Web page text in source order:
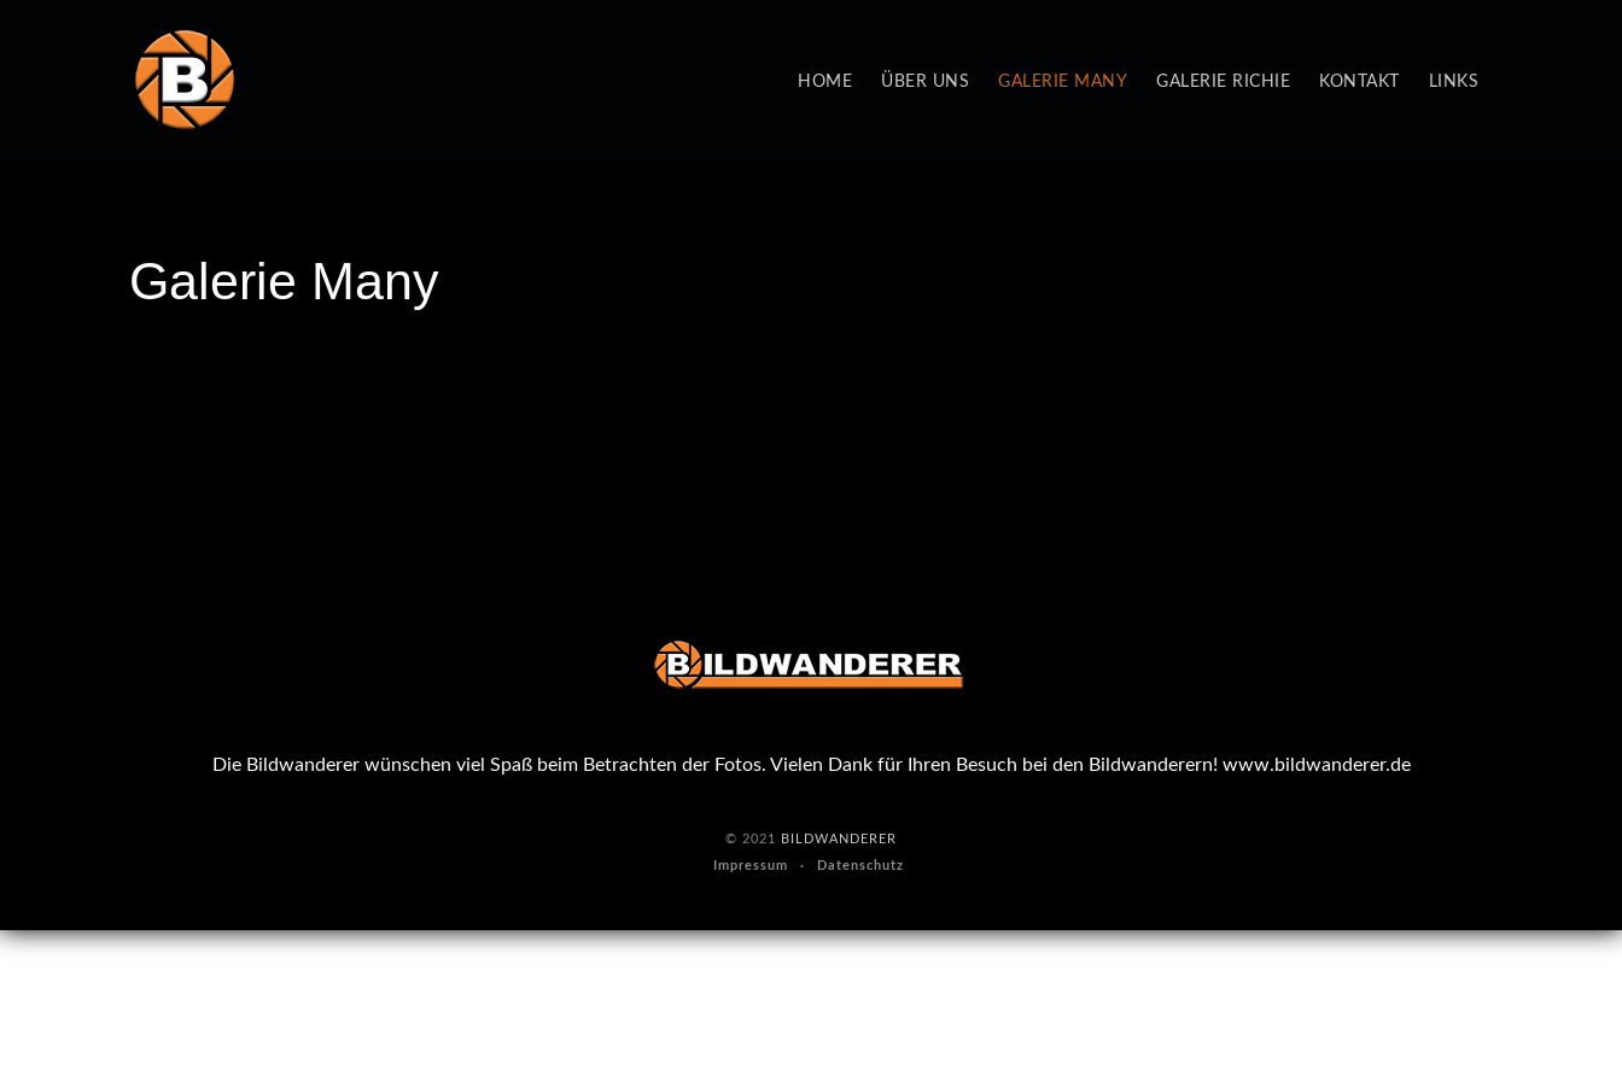
HOME ÜBER UNS GALERIE MANY GALERIE RICHIE KONTAKT LINKS
Galerie Many
Die Bildwanderer wünschen viel Spaß beim Betrachten der Fotos. Vielen Dank für Ihren Besuch bei den Bildwanderern! www.bildwanderer.de
© 2021
BILDWANDERER
Impressum
Datenschutz